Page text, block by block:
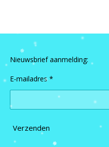
Nieuwsbrief aanmelding:
E-mailadres *
Verzenden